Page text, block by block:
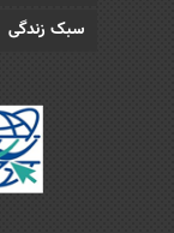
سبک زندگی